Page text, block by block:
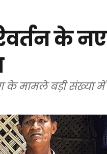
के
के मामले बड़ी संख्या में